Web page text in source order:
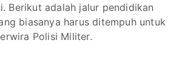
Berikut adalah jalur pendidikan
biasanya harus ditempuh untuk
Polisi Militer.